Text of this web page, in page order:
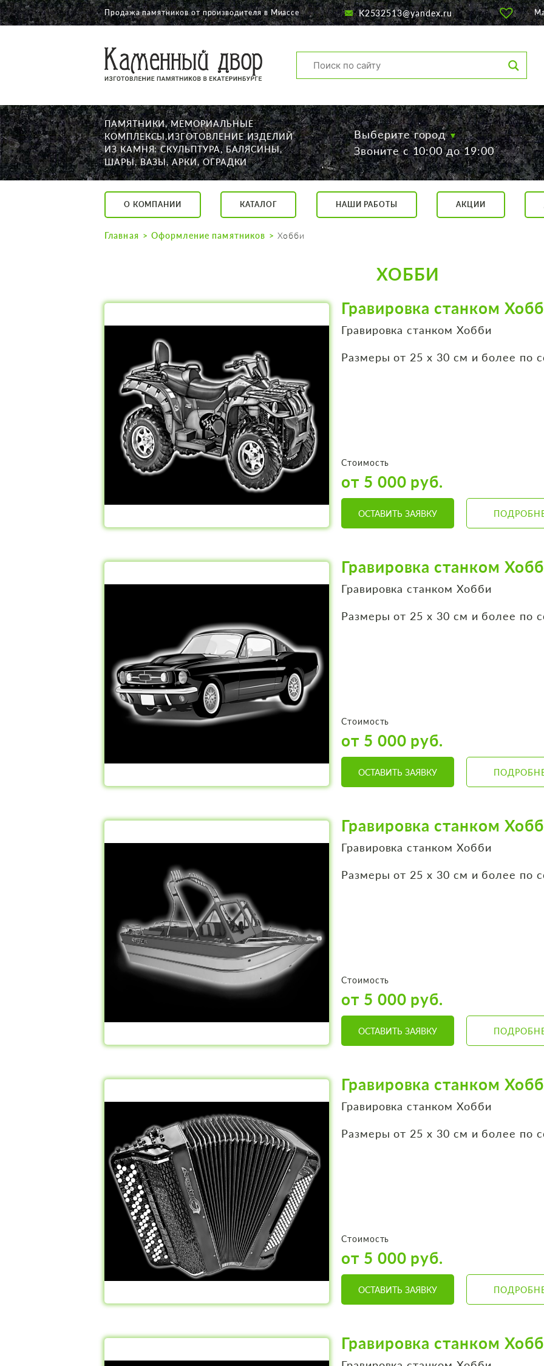
О КОМПАНИИ
КАТАЛОГ
НАШИ РАБОТЫ
АКЦИИ
ДОСТАВКА
КОНТАКТЫ
K2532513@yandex.ru
Екатеринбург, Щорса, 56
Суббота с 11:00 до 17:00
Продажа памятников от производителя в Миассе K2532513@yandex.ru
ПАМЯТНИКИ, МЕМОРИАЛЬНЫЕ
КОМПЛЕКСЫ,ИЗГОТОВЛЕНИЕ ИЗДЕЛИЙ
ИЗ КАМНЯ: СКУЛЬПТУРА, БАЛЯСИНЫ,
ШАРЫ, ВАЗЫ, АРКИ, ОГРАДКИ
Выберите город
Звоните с 10:00 до 19:00
О КОМПАНИИ КАТАЛОГ НАШИ РАБОТЫ АКЦИИ
Главная Оформление памятников Хобби
ХОББИ
Гравировка станком
Гравировка станком Хобби
Размеры от 25 х 30 см и более по
Стоимость
от 5 000 руб.
ОСТАВИТЬ ЗАЯВКУ
Гравировка станком
Гравировка станком Хобби
Размеры от 25 х 30 см и более по
Стоимость
от 5 000 руб.
ОСТАВИТЬ ЗАЯВКУ
Гравировка станком
Гравировка станком Хобби
Размеры от 25 х 30 см и более по
Стоимость
от 5 000 руб.
ОСТАВИТЬ ЗАЯВКУ
Гравировка станком
Гравировка станком Хобби
Размеры от 25 х 30 см и более по
Стоимость
от 5 000 руб.
ОСТАВИТЬ ЗАЯВКУ
Гравировка станком